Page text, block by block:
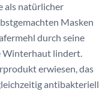
als natürlicher
Masken
durch seine
Winterhaut lindert.
erwiesen, das
antibakteriell